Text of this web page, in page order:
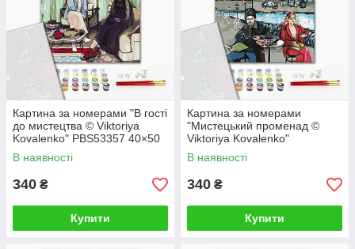
Картина за номерами "В гості
до мистецтва © Viktoriya
Kovalenko" PBS53357 40×50
см
В наявності
340 ₴
Купити
Картина за номерами
"Мистецький променад ©
Viktoriya Kovalenko"
PBS53356 40×50 см
В наявності
340 ₴
Купити